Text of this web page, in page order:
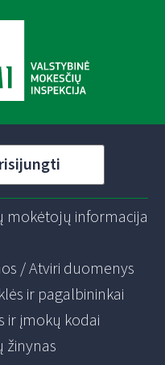
mokėtojų informacija
/ Atviri duomenys
ir pagalbininkai
ir įmokų kodai
žinynas